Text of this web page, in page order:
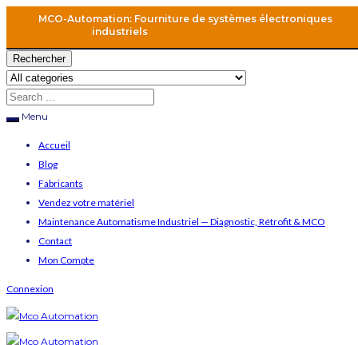
MCO-Automation: Fourniture de systèmes électroniques
industriels
Rechercher
Menu
Accueil
Blog
Fabricants
Vendez votre matériel
Maintenance Automatisme Industriel — Diagnostic, Rétrofit & MCO
Contact
Mon Compte
Connexion